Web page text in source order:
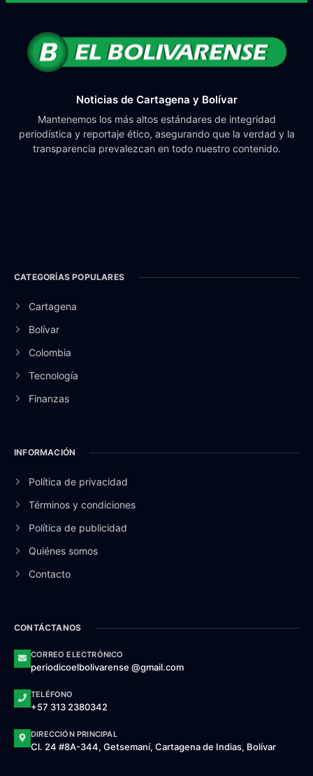
Noticias de Cartagena y Bolívar
Mantenemos los más altos estándares de integridad
periodística y reportaje ético, asegurando que la verdad y la
transparencia prevalezcan en todo nuestro contenido.
CATEGORÍAS POPULARES
Cartagena
Bolívar
Colombia
Tecnología
Finanzas
INFORMACIÓN
Política de privacidad
Términos y condiciones
Política de publicidad
Quiénes somos
Contacto
CONTÁCTANOS
CORREO ELECTRÓNICO
periodicoelbolivarense @gmail.com
TELÉFONO
+57 313 2380342
DIRECCIÓN PRINCIPAL
Cl. 24 #8A-344, Getsemaní, Cartagena de Indias, Bolívar